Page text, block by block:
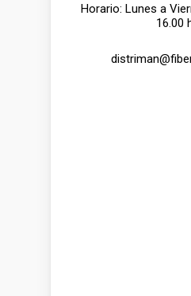
Horario: Lunes a
16.00